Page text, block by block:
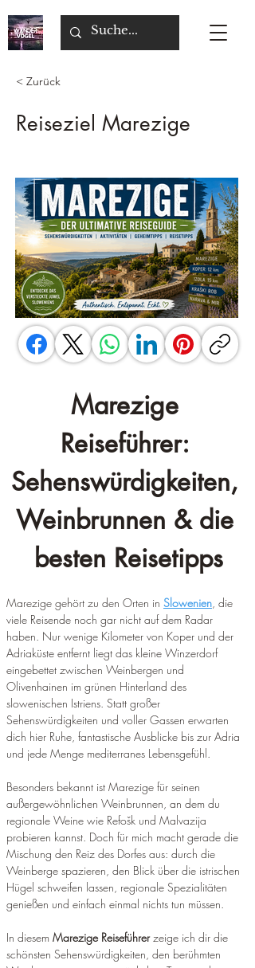
< Zurück
Reiseziel Marezige
Marezige
Reiseführer:
Sehenswürdigkeiten,
Weinbrunnen & die
besten Reisetipps
Marezige gehört zu den Orten in Slowenien, die
viele Reisende noch gar nicht auf dem Radar
haben. Nur wenige Kilometer von Koper und der
Adriaküste entfernt liegt das kleine Winzerdorf
eingebettet zwischen Weinbergen und
Olivenhainen im grünen Hinterland des
slowenischen Istriens. Statt großer
Sehenswürdigkeiten und voller Gassen erwarten
dich hier Ruhe, fantastische Ausblicke bis zur Adria
und jede Menge mediterranes Lebensgefühl.
Besonders bekannt ist Marezige für seinen
außergewöhnlichen Weinbrunnen, an dem du
regionale Weine wie Refošk und Malvazija
probieren kannst. Doch für mich macht gerade die
Mischung den Reiz des Dorfes aus: durch die
Weinberge spazieren, den Blick über die istrischen
Hügel schweifen lassen, regionale Spezialitäten
genießen und einfach einmal nichts tun müssen.
In diesem Marezige Reiseführer zeige ich dir die
schönsten Sehenswürdigkeiten, den berühmten